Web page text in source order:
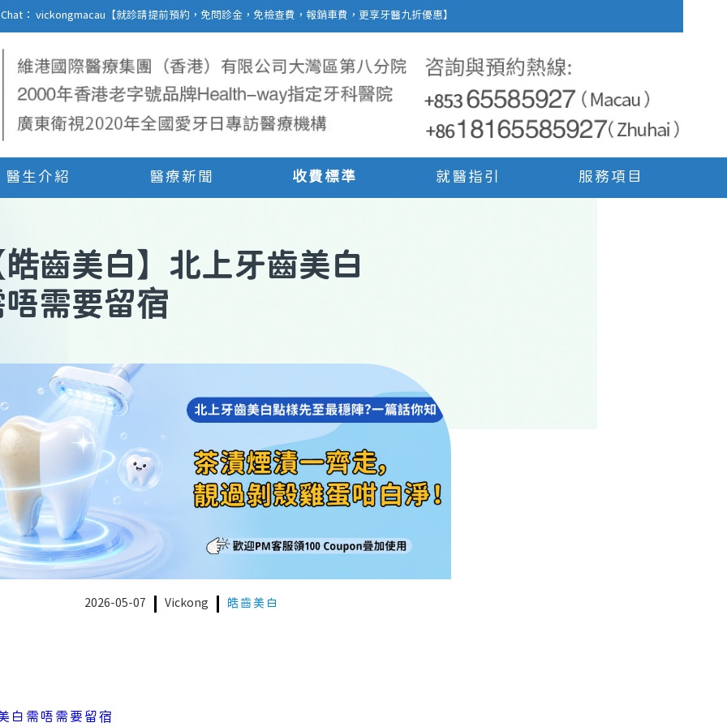
： vickongmacau【就診請提前預約，免問診金，免檢查費，報銷車費，更享牙醫九折優惠】
醫生介紹 醫療新聞 收費標準 就醫指引 服務項目
皓齒美白】 北上牙齒美白
需要留宿
2026-05-07 Vickong 皓齒美白
白需唔需要留宿